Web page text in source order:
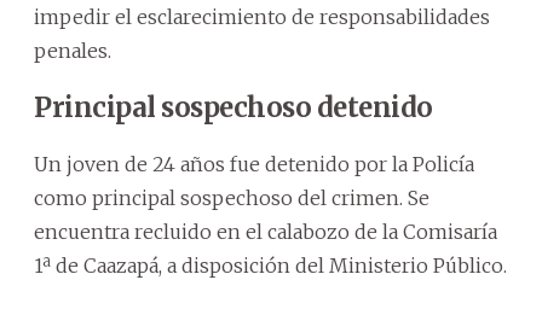
impedir el esclarecimiento de responsabilidades
penales.
Principal sospechoso detenido
Un joven de 24 años fue detenido por la Policía
como principal sospechoso del crimen. Se
encuentra recluido en el calabozo de la Comisaría
1ª de Caazapá, a disposición del Ministerio Público.